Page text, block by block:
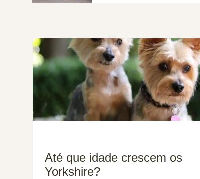
Até que idade crescem os
Yorkshire?